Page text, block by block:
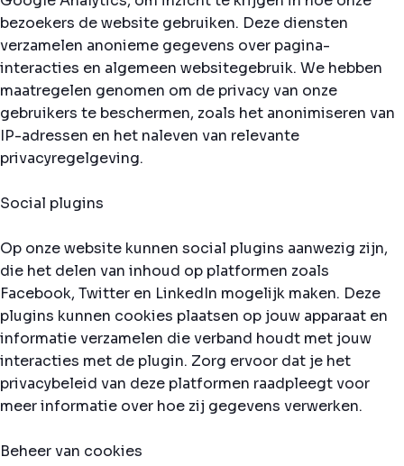
bezoekers de website gebruiken. Deze diensten
verzamelen anonieme gegevens over pagina-
interacties en algemeen websitegebruik. We hebben
maatregelen genomen om de privacy van onze
gebruikers te beschermen, zoals het anonimiseren van
IP-adressen en het naleven van relevante
privacyregelgeving.
Social plugins
Op onze website kunnen social plugins aanwezig zijn,
die het delen van inhoud op platformen zoals
Facebook, Twitter en LinkedIn mogelijk maken. Deze
plugins kunnen cookies plaatsen op jouw apparaat en
informatie verzamelen die verband houdt met jouw
interacties met de plugin. Zorg ervoor dat je het
privacybeleid van deze platformen raadpleegt voor
meer informatie over hoe zij gegevens verwerken.
Beheer van cookies